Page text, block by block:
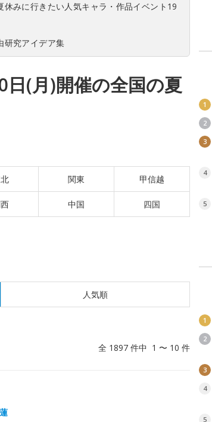
休みに行きたい人気キャラ・作品イベント19
研究アイデア集
日(月)開催の全国の夏
関東 甲信越
中国 四国
人気順
全 1897 件中 1 〜 10 件
1
2
3
4
5
1
2
3
4
5